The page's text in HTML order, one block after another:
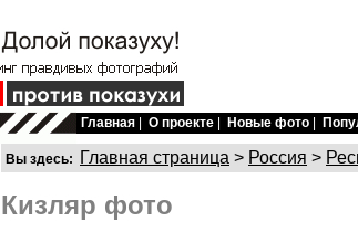
Главная О проекте Новые фото
Вы здесь: Главная страница > Россия >
Кизляр фото